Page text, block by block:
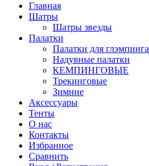
Главная
Шатры
Шатры звезды
Палатки
Палатки для глэмпинга
Надувные палатки
КЕМПИНГОВЫЕ
Трекинговые
Зимние
Аксессуары
Тенты
О нас
Контакты
Избранное
Сравнить